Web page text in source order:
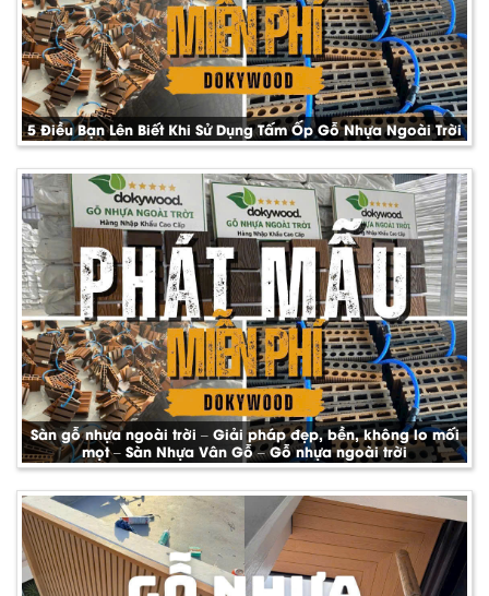
5 Điều Bạn Lên Biết Khi Sử Dụng Tấm Ốp Gỗ Nhựa Ngoài Trời
Sàn gỗ nhựa ngoài trời – Giải pháp đẹp, bền, không lo mối
mọt – Sàn Nhựa Vân Gỗ – Gỗ nhựa ngoài trời